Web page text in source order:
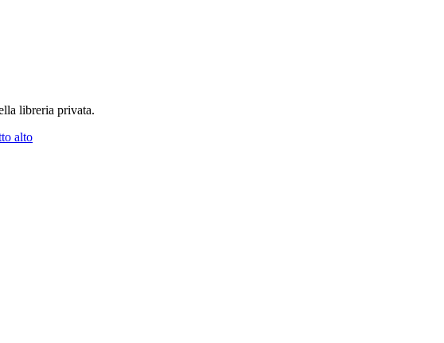
libreria privata.
alto